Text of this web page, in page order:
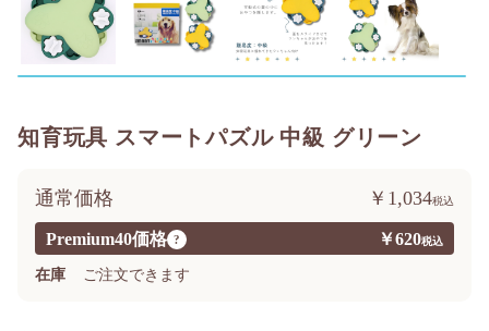
知育玩具 スマートパズル 中級 グリーン
Premium40価格 ? ￥620
通常価格 ￥1,034
在庫 ご注文できます